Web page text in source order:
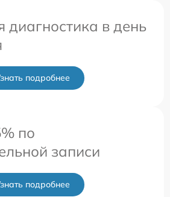
диагностика в день
подробнее
по
записи
подробнее